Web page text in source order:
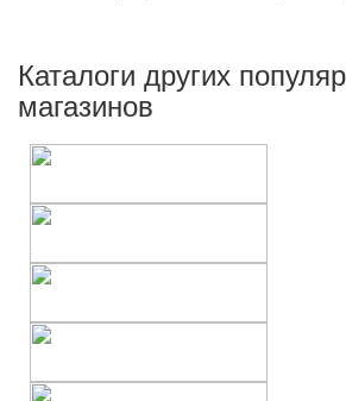
Каталоги других
магазинов